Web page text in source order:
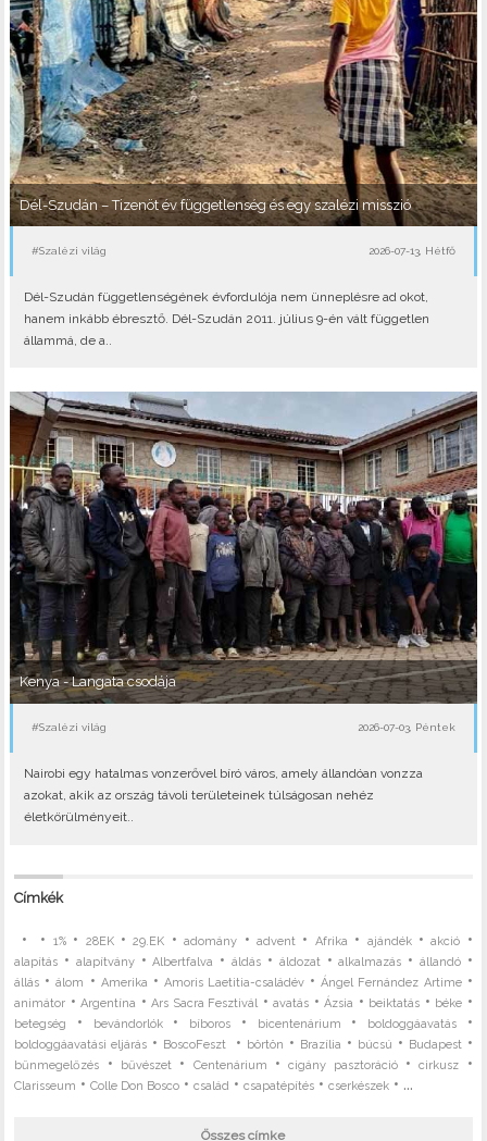
Dél-Szudán – Tizenöt év függetlenség és egy szalézi misszió
#Szalézi világ 2026-07-13, Hétfő
Dél-Szudán függetlenségének évfordulója nem ünneplésre ad okot,
hanem inkább ébresztő. Dél-Szudán 2011. július 9-én vált független
állammá, de a..
Kenya - Langata csodája
#Szalézi világ 2026-07-03, Péntek
Nairobi egy hatalmas vonzerővel bíró város, amely állandóan vonzza
azokat, akik az ország távoli területeinek túlságosan nehéz
életkörülményeit..
Címkék
• • 1%• 28EK•29.EK •adomány •advent • Afrika • ajándék•akció •
alapítás • alapítvány•Albertfalva •áldás • áldozat •alkalmazás • állandó•
állás •álom • Amerika • Amoris Laetitia-családév •Ángel Fernández Artime•
animátor •Argentína •Ars Sacra Fesztivál •avatás •Ázsia • beiktatás • béke •
betegség • bevándorlók• bíboros • bicentenárium • boldoggáavatás•
boldoggáavatási eljárás • BoscoFeszt • börtön • Brazília • búcsú • Budapest •
bűnmegelőzés • bűvészet • Centenárium •cigány pasztoráció•cirkusz •
Clarisseum •Colle Don Bosco •család •csapatépítés •cserkészek • ...
Összes címke